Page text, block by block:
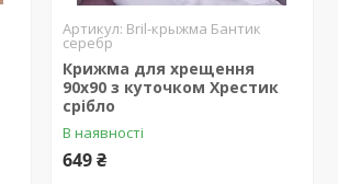
Bril-крыжма Бантик
серебр
Крижма для хрещення
90х90 з куточком Хрестик
срібло
В наявності
649 ₴